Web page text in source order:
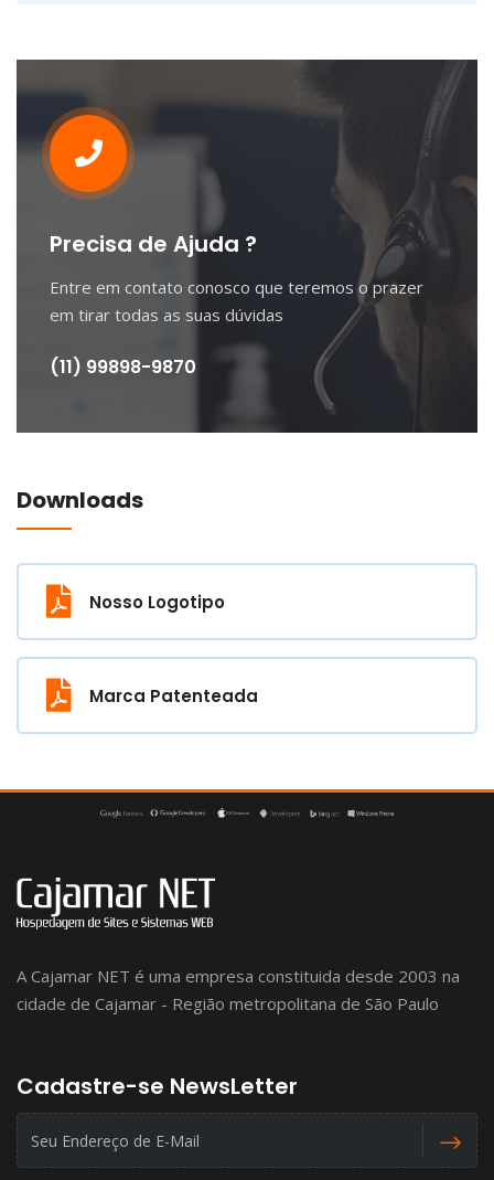
Precisa de Ajuda ?
Entre em contato conosco que teremos o prazer
em tirar todas as suas dúvidas
(11) 99898-9870
Downloads
Nosso Logotipo
Marca Patenteada
A Cajamar NET é uma empresa constituida desde 2003 na
cidade de Cajamar - Região metropolitana de São Paulo
Cadastre-se NewsLetter